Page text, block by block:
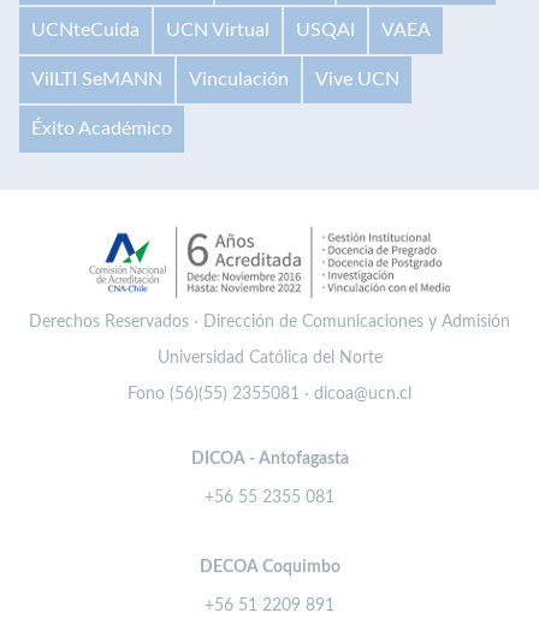
UCNteCuida UCN Virtual USQAI VAEA
VilLTI SeMANN Vinculación Vive UCN
Éxito Académico
Derechos Reservados · Dirección de Comunicaciones y Admisión
Universidad Católica del Norte
Fono (56)(55) 2355081 · dicoa@ucn.cl
DICOA - Antofagasta
+56 55 2355 081
DECOA Coquimbo
+56 51 2209 891